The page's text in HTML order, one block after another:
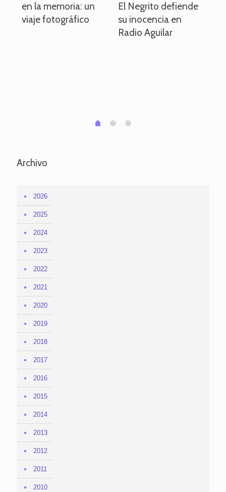
en la memoria: un
viaje fotográfico
El Negrito defiende
su inocencia en
Radio Aguilar
0 1 2
Archivo
2026
2025
2024
2023
2022
2021
2020
2019
2018
2017
2016
2015
2014
2013
2012
2011
2010